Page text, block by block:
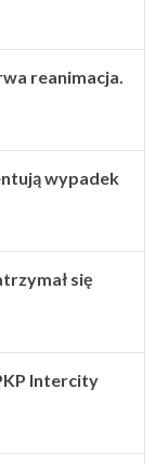
reanimacja.
wypadek
się
Intercity